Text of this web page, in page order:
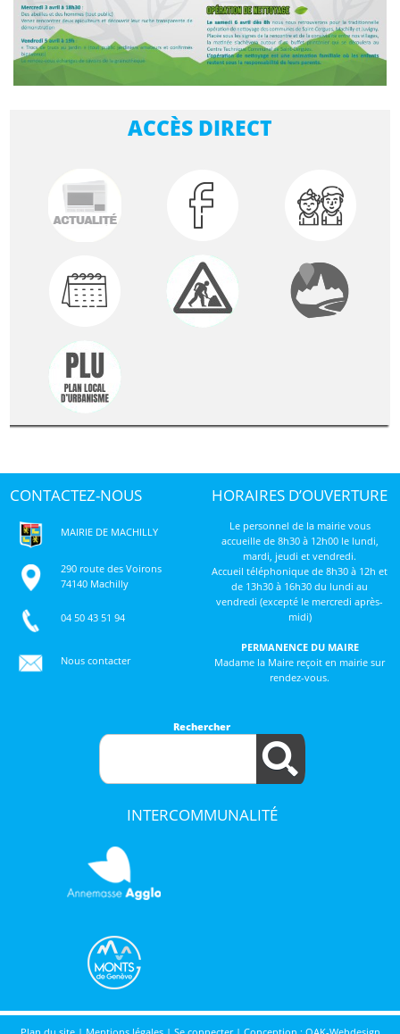
ACCÈS DIRECT
CONTACTEZ-NOUS
MAIRIE DE MACHILLY
290 route des Voirons
74140 Machilly
04 50 43 51 94
Nous contacter
HORAIRES D’OUVERTURE
Le personnel de la mairie vous
accueille de 8h30 à 12h00 le lundi,
mardi, jeudi et vendredi.
Accueil téléphonique de 8h30 à 12h et
de 13h30 à 16h30 du lundi au
vendredi (excepté le mercredi après-
midi)
PERMANENCE DU MAIRE
Madame la Maire reçoit en mairie sur
rendez-vous.
Rechercher
INTERCOMMUNALITÉ